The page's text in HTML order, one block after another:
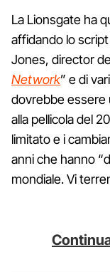
La Lionsgate ha
affidando lo
Jones, director
Network” e di
dovrebbe essere
alla pellicola del
limitato e i
anni che hanno
mondiale. Vi